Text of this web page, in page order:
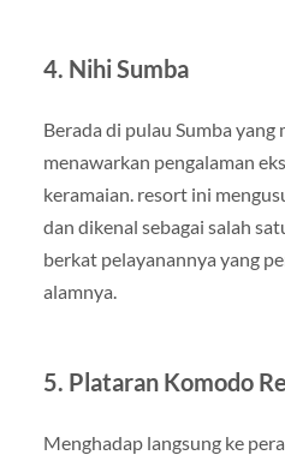
4. Nihi Sumba
Berada di pulau Sumba yang
menawarkan pengalaman
keramaian. resort ini
dan dikenal sebagai salah
berkat pelayanannya yang
alamnya.
5. Plataran Komodo
Menghadap langsung ke